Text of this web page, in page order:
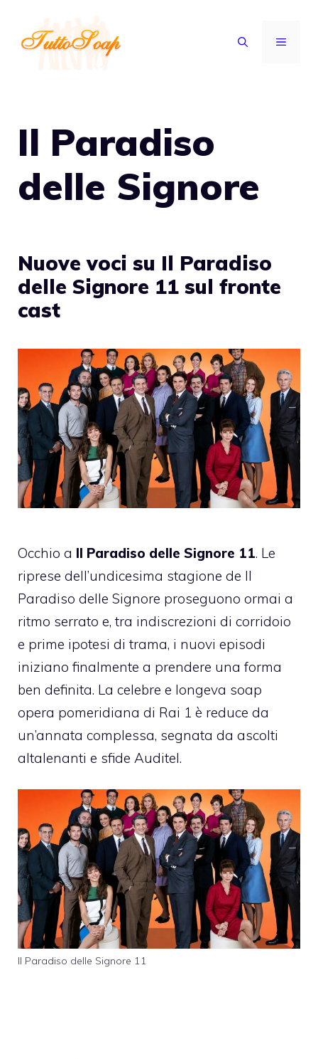
contenuto
MENU
Il Paradiso
delle Signore
Nuove voci su Il Paradiso
delle Signore 11 sul fronte
cast
Occhio a Il Paradiso delle Signore 11. Le
riprese dell’undicesima stagione de Il
Paradiso delle Signore proseguono ormai a
ritmo serrato e, tra indiscrezioni di corridoio
e prime ipotesi di trama, i nuovi episodi
iniziano finalmente a prendere una forma
ben definita. La celebre e longeva soap
opera pomeridiana di Rai 1 è reduce da
un’annata complessa, segnata da ascolti
altalenanti e sfide Auditel.
Il Paradiso delle Signore 11